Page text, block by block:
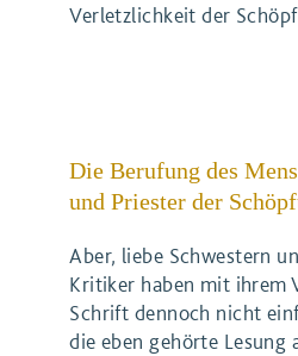
Verletzlichkeit der
Die Berufung des
und Priester der
Aber, liebe Schwestern
Kritiker haben mit ihrem
Schrift dennoch nicht
die eben gehörte Lesung